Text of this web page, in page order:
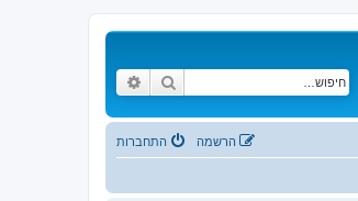
חיפוש
התחברות הרשמה